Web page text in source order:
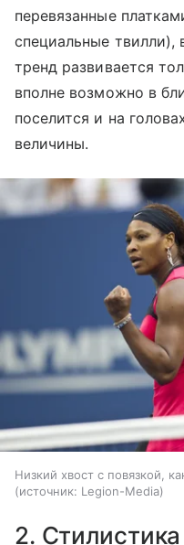
перевязанные
специальные твилли),
тренд развивается
вполне возможно в
поселится и на
величины.
Низкий хвост с повязкой,
источник: Legion-Media
2.